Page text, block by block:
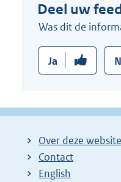
Deel uw
Was dit de
Ja
Over deze website
Contact
English